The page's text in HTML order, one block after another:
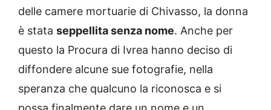
delle camere mortuarie di Chivasso, la donna
è stata seppellita senza nome. Anche per
questo la Procura di Ivrea hanno deciso di
diffondere alcune sue fotografie, nella
speranza che qualcuno la riconosca e si